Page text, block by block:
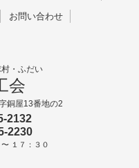
お問い合わせ
・ふだい
会
銅屋13番地の2
2132
2230
１７：３０